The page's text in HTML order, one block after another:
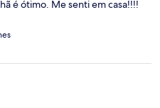
é ótimo. Me senti em casa!!!!